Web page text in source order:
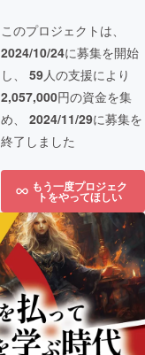
このプロジェクトは、
2024/10/24に募集を開始
し、 59人の支援により
2,057,000円の資金を集
め、 2024/11/29に募集を
終了しました
もう一度プロジェク
トをやってほしい